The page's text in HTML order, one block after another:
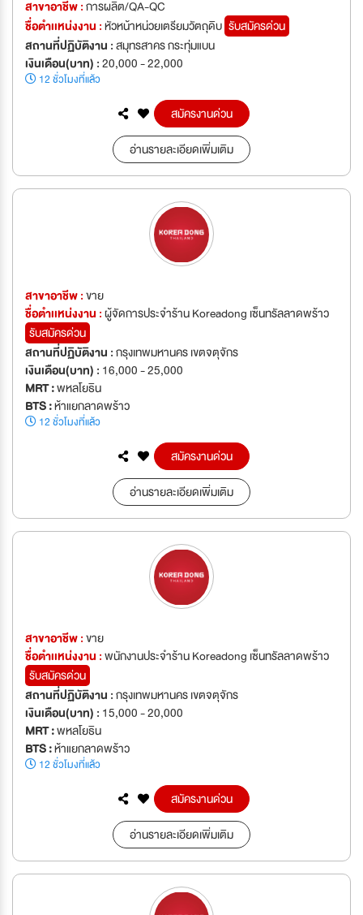
สาขาอาชีพ :การผลิต/QA-QC
ชื่อตำเเหน่งงาน :หัวหน้าหน่วยเตรียมวัตถุดิบ รับสมัครด่วน
สถานที่ปฏิบัติงาน :สมุทรสาคร กระทุ่มแบน
เงินเดือน(บาท) :20,000 - 22,000
12 ชั่วโมงที่แล้ว
สมัครงานด่วน
อ่านรายละเอียดเพิ่มเติม
สาขาอาชีพ :ขาย
ชื่อตำเเหน่งงาน :ผู้จัดการประจำร้าน Koreadong เซ็นทรัลลาดพร้าว
รับสมัครด่วน
สถานที่ปฏิบัติงาน :กรุงเทพมหานคร เขตจตุจักร
เงินเดือน(บาท) : 16,000 - 25,000
MRT :พหลโยธิน
BTS :ห้าแยกลาดพร้าว
12 ชั่วโมงที่แล้ว
สมัครงานด่วน
อ่านรายละเอียดเพิ่มเติม
สาขาอาชีพ :ขาย
ชื่อตำเเหน่งงาน :พนักงานประจำร้าน Koreadong เซ็นทรัลลาดพร้าว
รับสมัครด่วน
สถานที่ปฏิบัติงาน :กรุงเทพมหานคร เขตจตุจักร
เงินเดือน(บาท) : 15,000 - 20,000
MRT :พหลโยธิน
BTS :ห้าแยกลาดพร้าว
12 ชั่วโมงที่แล้ว
สมัครงานด่วน
อ่านรายละเอียดเพิ่มเติม